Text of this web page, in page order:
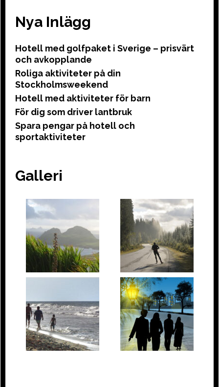
Nya Inlägg
Hotell med golfpaket i Sverige – prisvärt
och avkopplande
Roliga aktiviteter på din
Stockholmsweekend
Hotell med aktiviteter för barn
För dig som driver lantbruk
Spara pengar på hotell och
sportaktiviteter
Galleri